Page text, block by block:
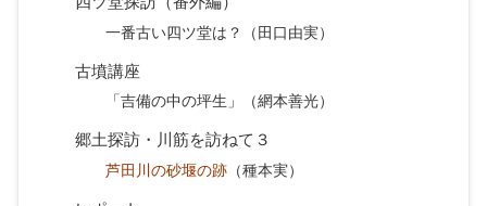
一番古い四ツ堂は？（田口由実）
古墳講座
「吉備の中の坪生」（網本善光）
郷土探訪・川筋を訪ねて３
芦田川の砂堰の跡 （種本実）